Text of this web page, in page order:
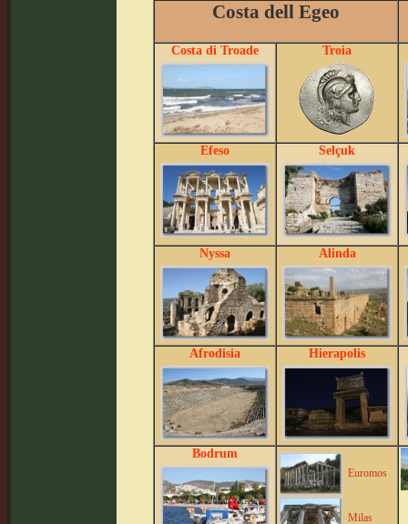
Costa dell Egeo
Costa di Troade Troia
Efeso Selçuk
Nyssa Alinda
Afrodisia Hierapolis
Bodrum
Euromos
Milas